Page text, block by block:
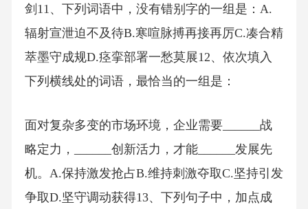
剑11、下列词语中，没有错别字的一组是：A.
辐射宣泄迫不及待B.寒喧脉搏再接再厉C.凑合精
萃墨守成规D.痉挛部署一愁莫展12、依次填入
下列横线处的词语，最恰当的一组是：
面对复杂多变的市场环境，企业需要______战
略定力，______创新活力，才能______发展先
机。A.保持激发抢占B.维持刺激夺取C.坚持引发
争取D.坚守调动获得13、下列句子中，加点成